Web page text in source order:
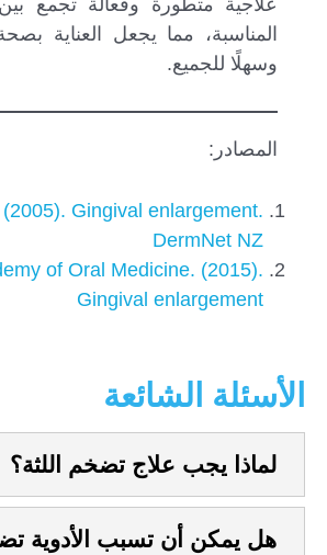
علاجية متطورة وفعالة تجمع بين
المناسبة، مما يجعل العناية
وسهلًا للجميع.
المصادر:
Gingival enlargement.
DermNet NZ
of Oral Medicine. (2015).
Gingival enlargement
الأسئلة الشائعة
لماذا يجب علاج تضخم اللثة؟
هل يمكن أن تسبب الأدوية